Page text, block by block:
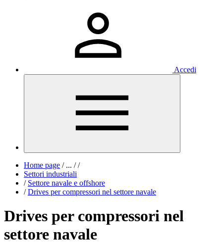
Accedi
Home page /... / /
Settori industriali
/ Settore navale e offshore
/ Drives per compressori nel settore navale
Drives per compressori nel
settore navale